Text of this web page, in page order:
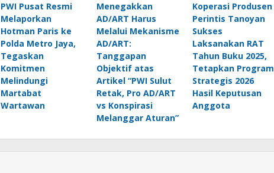
PWI Pusat Resmi
Melaporkan
Hotman Paris ke
Polda Metro Jaya,
Tegaskan
Komitmen
Melindungi
Martabat
Wartawan
Menegakkan
AD/ART Harus
Melalui Mekanisme
AD/ART:
Tanggapan
Objektif atas
Artikel “PWI Sulut
Retak, Pro AD/ART
vs Konspirasi
Melanggar Aturan”
Koperasi Produsen
Perintis Tanoyan
Sukses
Laksanakan RAT
Tahun Buku 2025,
Tetapkan Program
Strategis 2026
Hasil Keputusan
Anggota